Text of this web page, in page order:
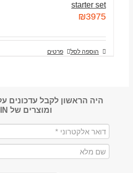
starter set
₪3975
הוספה לסל פרטים
היה הראשון לקבל עדכונים
ומוצרים של FEIN